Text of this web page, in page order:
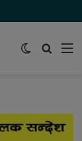
समाचार
Switch